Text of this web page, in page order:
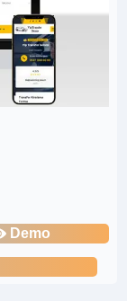
Demo